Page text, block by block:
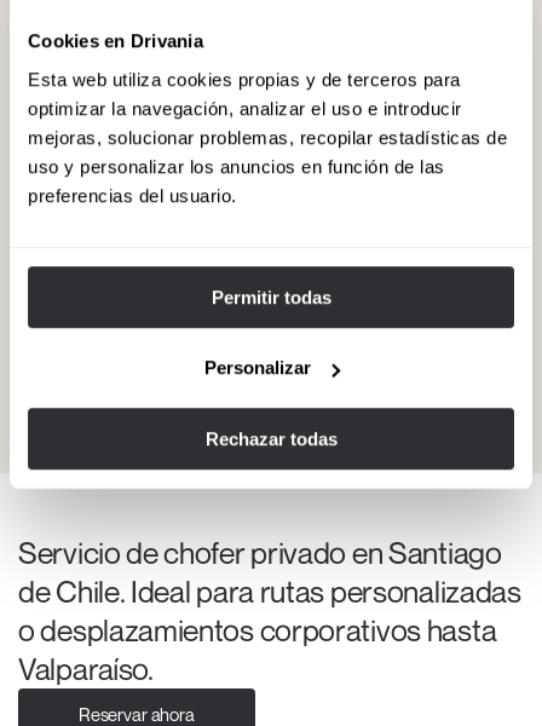
Cookies en Drivania
Esta web utiliza cookies propias y de terceros para
optimizar la navegación, analizar el uso e introducir
mejoras, solucionar problemas, recopilar estadísticas de
uso y personalizar los anuncios en función de las
preferencias del usuario.
Permitir todas
Personalizar
Rechazar todas
Del negocio al ocio: una ruta vinícola
propuesta por Alfonso en Santiago
Después de asistir a un intenso congreso de viajes
compañeros con un día libre antes de regresar a Los Ángeles.
Servicio de chofer privado en Santiago
de Chile. Ideal para rutas personalizadas
o desplazamientos corporativos hasta
Valparaíso.
Reservar ahora